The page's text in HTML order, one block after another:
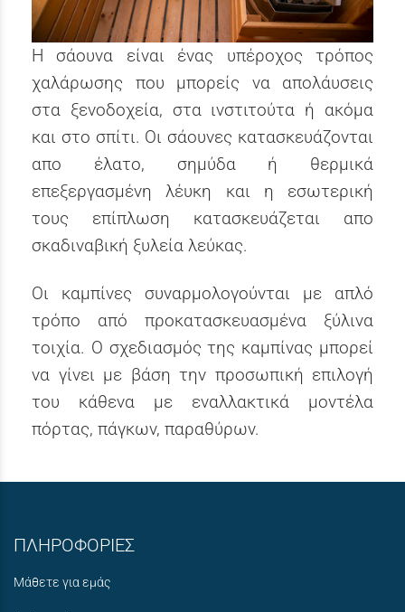
Η σάουνα είναι ένας υπέροχος τρόπος
χαλάρωσης που μπορείς να απολάυσεις
στα ξενοδοχεία, στα ινστιτούτα ή ακόμα
και στο σπίτι. Οι σάουνες κατασκευάζονται
απο έλατο, σημύδα ή θερμικά
επεξεργασμένη λέυκη και η εσωτερική
τους επίπλωση κατασκευάζεται απο
σκαδιναβική ξυλεία λεύκας.
Οι καμπίνες συναρμολογούνται με απλό
τρόπο από προκατασκευασμένα ξύλινα
τοιχία. Ο σχεδιασμός της καμπίνας μπορεί
να γίνει με βάση την προσωπική επιλογή
του κάθενα με εναλλακτικά μοντέλα
πόρτας, πάγκων, παραθύρων.
ΠΛΗΡΟΦΟΡΙΕΣ
Μάθετε για εμάς